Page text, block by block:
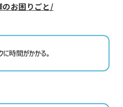
お困りごと/